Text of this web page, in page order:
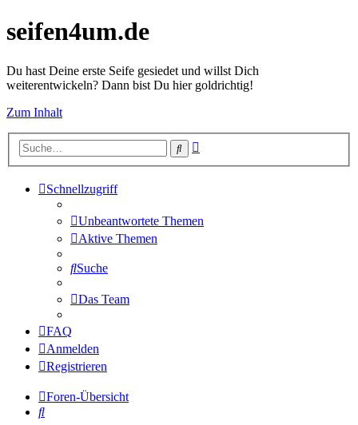
seifen4um.de
Du hast Deine erste Seife gesiedet und willst Dich
weiterentwickeln? Dann bist Du hier goldrichtig!
Zum Inhalt
Suche
Schnellzugriff
Unbeantwortete Themen
Aktive Themen
Suche
Das Team
FAQ
Anmelden
Registrieren
Foren-Übersicht
Suche